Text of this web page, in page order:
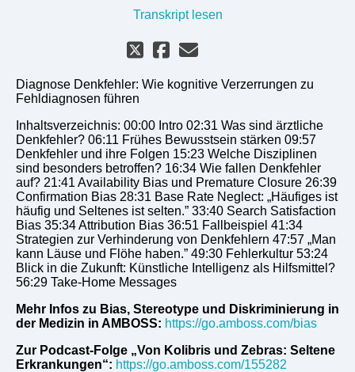
Transkript lesen
Diagnose Denkfehler: Wie kognitive Verzerrungen zu
Fehldiagnosen führen
Inhaltsverzeichnis: 00:00 Intro 02:31 Was sind ärztliche
Denkfehler? 06:11 Frühes Bewusstsein stärken 09:57
Denkfehler und ihre Folgen 15:23 Welche Disziplinen
sind besonders betroffen? 16:34 Wie fallen Denkfehler
auf? 21:41 Availability Bias und Premature Closure 26:39
Confirmation Bias 28:31 Base Rate Neglect: „Häufiges ist
häufig und Seltenes ist selten.” 33:40 Search Satisfaction
Bias 35:34 Attribution Bias 36:51 Fallbeispiel 41:34
Strategien zur Verhinderung von Denkfehlern 47:57 „Man
kann Läuse und Flöhe haben.” 49:30 Fehlerkultur 53:24
Blick in die Zukunft: Künstliche Intelligenz als Hilfsmittel?
56:29 Take-Home Messages
Mehr Infos zu Bias, Stereotype und Diskriminierung in
der Medizin in AMBOSS: https://go.amboss.com/bias
Zur Podcast-Folge „Von Kolibris und Zebras: Seltene
Erkrankungen“: https://go.amboss.com/155282